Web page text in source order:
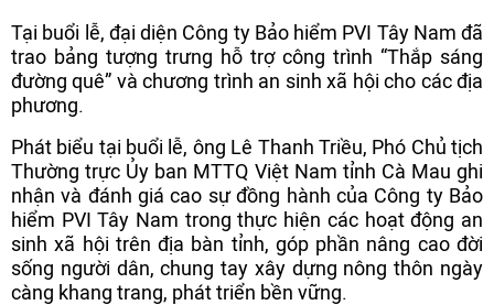
Tại buổi lễ, đại diện Công ty Bảo hiểm PVI Tây Nam đã
trao bảng tượng trưng hỗ trợ công trình “Thắp sáng
đường quê” và chương trình an sinh xã hội cho các địa
phương.
Phát biểu tại buổi lễ, ông Lê Thanh Triều, Phó Chủ tịch
Thường trực Ủy ban MTTQ Việt Nam tỉnh Cà Mau ghi
nhận và đánh giá cao sự đồng hành của Công ty Bảo
hiểm PVI Tây Nam trong thực hiện các hoạt động an
sinh xã hội trên địa bàn tỉnh, góp phần nâng cao đời
sống người dân, chung tay xây dựng nông thôn ngày
càng khang trang, phát triển bền vững.